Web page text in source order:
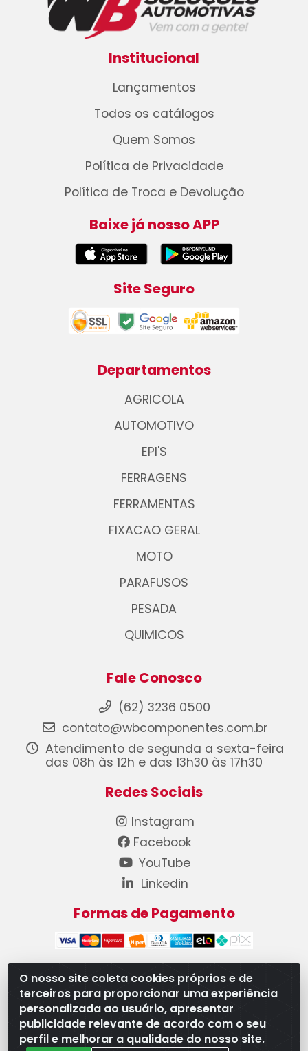
O nosso site coleta cookies próprios e de
terceiros para proporcionar uma experiência
personalizada ao usuário, apresentar
publicidade relevante de acordo com o seu
perfil e melhorar a qualidade do nosso site.
Institucional
Lançamentos
Todos os catálogos
Quem Somos
Política de Privacidade
Política de Troca e Devolução
Baixe já nosso APP
Site Seguro
Departamentos
AGRICOLA
AUTOMOTIVO
EPI'S
FERRAGENS
FERRAMENTAS
FIXACAO GERAL
MOTO
PARAFUSOS
PESADA
QUIMICOS
Fale Conosco
(62) 3236 0500
contato@wbcomponentes.com.br
Atendimento de segunda a sexta-feira
das 08h às 12h e das 13h30 às 17h30
Redes Sociais
Instagram
Facebook
YouTube
Linkedin
Formas de Pagamento
WB Componentes Automotivos LTDA - CNPJ
08.528.393/0001-12 - Rua do Níquel, 667 - Parque
Oeste Industrial, Goiânia/GO - CEP 74375-660